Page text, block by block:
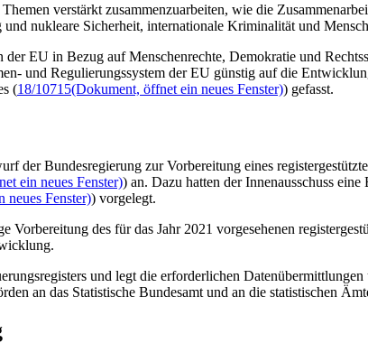
verstärkt zusammenzuarbeiten, wie die
nukleare Sicherheit, internationale Kriminalität und
EU in Bezug auf Menschenrechte, Demokratie und
und Regulierungssystem der EU günstig auf die
(18/10715(Dokument, öffnet ein neues Fenster)) gefasst.
der Bundesregierung zur Vorbereitung eines
ein neues Fenster)) an. Dazu hatten der Innenausschuss
neues Fenster)) vorgelegt.
des für das Jahr 2021 vorgesehenen
und legt die erforderlichen
an das Statistische Bundesamt und an die statistischen